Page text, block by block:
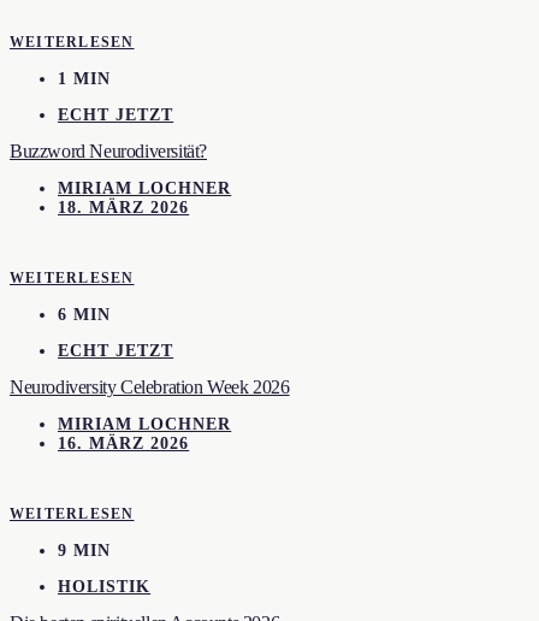
WEITERLESEN
1 MIN
ECHT JETZT
Buzzword Neurodiversität?
MIRIAM LOCHNER
18. MÄRZ 2026
WEITERLESEN
6 MIN
ECHT JETZT
Neurodiversity Celebration Week 2026
MIRIAM LOCHNER
16. MÄRZ 2026
WEITERLESEN
9 MIN
HOLISTIK